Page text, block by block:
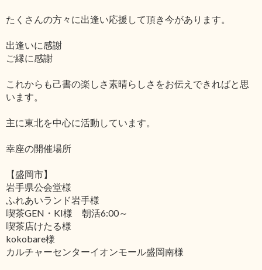
たくさんの方々に出逢い応援して頂き今があります。
出逢いに感謝
ご縁に感謝
これからも己書の楽しさ素晴らしさをお伝えできればと思
います。
主に東北を中心に活動しています。
幸座の開催場所
【盛岡市】
岩手県公会堂様
ふれあいランド岩手様
喫茶GEN・KI様 朝活6:00～
喫茶店けたる様
kokobare様
カルチャーセンターイオンモール盛岡南様